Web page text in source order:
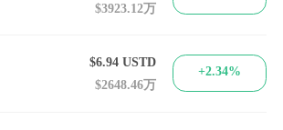
$3923.12万
$6.94USTD
$2648.46万
+2.34%